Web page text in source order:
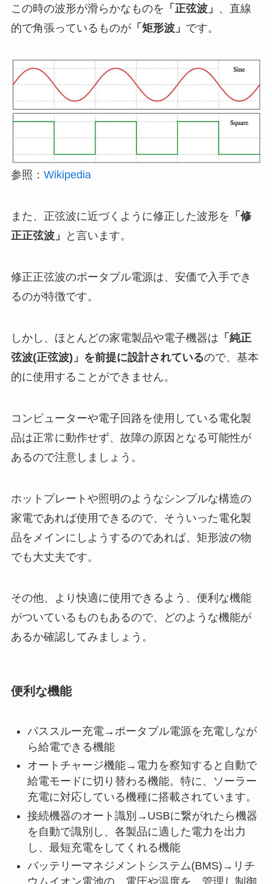
この時の波形が滑らかなものを 「正弦波」 、直線
的で角張っているものが「矩形波」 です。
参照： Wikipedia
また、正弦波に近づくように修正した波形を 「修
正正弦波」
と言います。
修正正弦波のポータブル電源は、安価で入手でき
るのが特徴です。
しかし、ほとんどの家電製品や電子機器は 「純正
弦波(正弦波)」を前提に設計されているので、基本
的に使用することができません。
コンピューターや電子回路を使用している電化製
品は正常に動作せず、故障の原因となる可能性が
あるので注意しましょう。
ホットプレートや照明のようなシンプルな構造の
家電であれば使用できるので、そういった電化製
品をメインにしようするのであれば、矩形波の物
でも大丈夫です。
その他、より快適に使用できるよう、便利な機能
がついているものもあるので、どのような機能が
あるか確認してみましょう。
便利な機能
パススルー充電→ポータブル電源を充電しなが
ら給電できる機能
オートチャージ機能→電力を察知すると自動で
給電モードに切り替わる機能。特に、ソーラー
充電に対応している機種に搭載されています。
接続機器のオート識別→USBに繋がれたら機器
を自動で識別し、各製品に適した電力を出力
し、最短充電をしてくれる機能
バッテリーマネジメントシステム(BMS)→リチ